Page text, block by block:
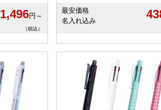
1,496円～
（税込）
最安価格
名入れ込み